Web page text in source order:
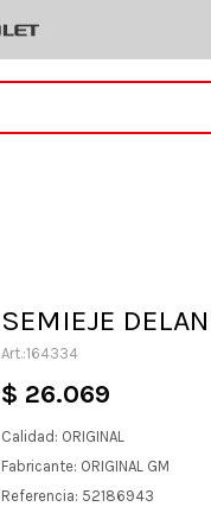
SEMIEJE
164334
$ 26.069
Calidad: ORIGINAL
Fabricante: ORIGINAL GM
Referencia: 52186943